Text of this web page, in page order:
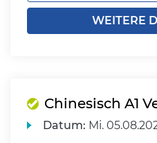
WEITERE
Chinesisch A1
Datum: Mi.